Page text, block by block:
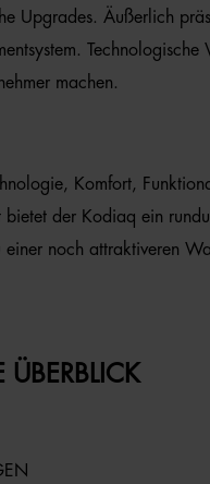
Upgrades. Äußerlich
machen.
Komfort,
der Kodiaq ein
noch attraktiveren
ÜBERBLICK